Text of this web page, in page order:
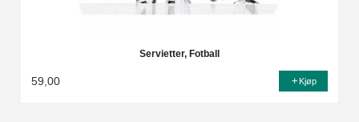
Servietter, Fotball
59,00 Kjøp